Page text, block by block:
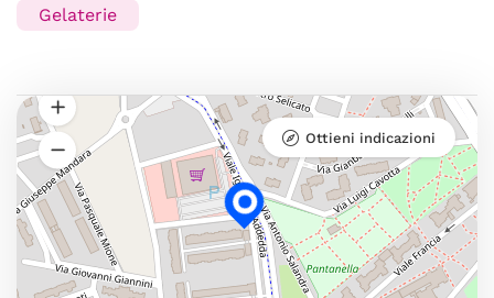
Gelaterie
Ottieni indicazioni